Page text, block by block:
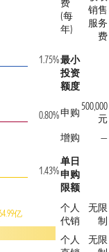
1.75%
0.80%
1.43%
亿
费
(每
年)
销售
服务
费
最小
投资
额度
申购500,000
元
增购
—
单日
申购
限额
个人
代销
无限
制
个人
无限